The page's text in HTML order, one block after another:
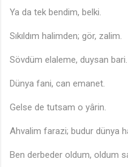
Ya da tek bendim, belki.
Sıkıldım halimden; gör, zalim.
Sövdüm elaleme, duysan bari.
Dünya fani, can emanet.
Gelse de tutsam o yârin.
Ahvalim farazi; budur dünya
Ben derbeder oldum, oldum